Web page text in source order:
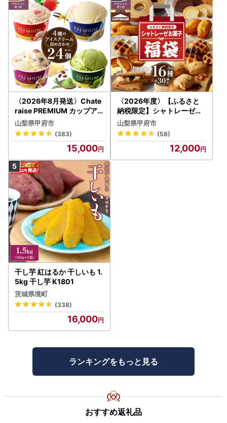
〈2026年8月発送〉Chate
raise PREMIUM カップア
イス 詰合せ 4種 24個 アイ
ス
山梨県甲府市
(383)
15,000
〈2026年度〉【ふるさと
納税限定】シャトレーゼ人
気お菓子勢ぞろい!! お菓子
福箱 シャトレーゼ
山梨県甲府市
(58)
12,000
干し芋 紅はるか 干しいも 1.
5kg 干し芋 K1801
茨城県境町
(338)
16,000
ランキングをもっと見る
おすすめ返礼品